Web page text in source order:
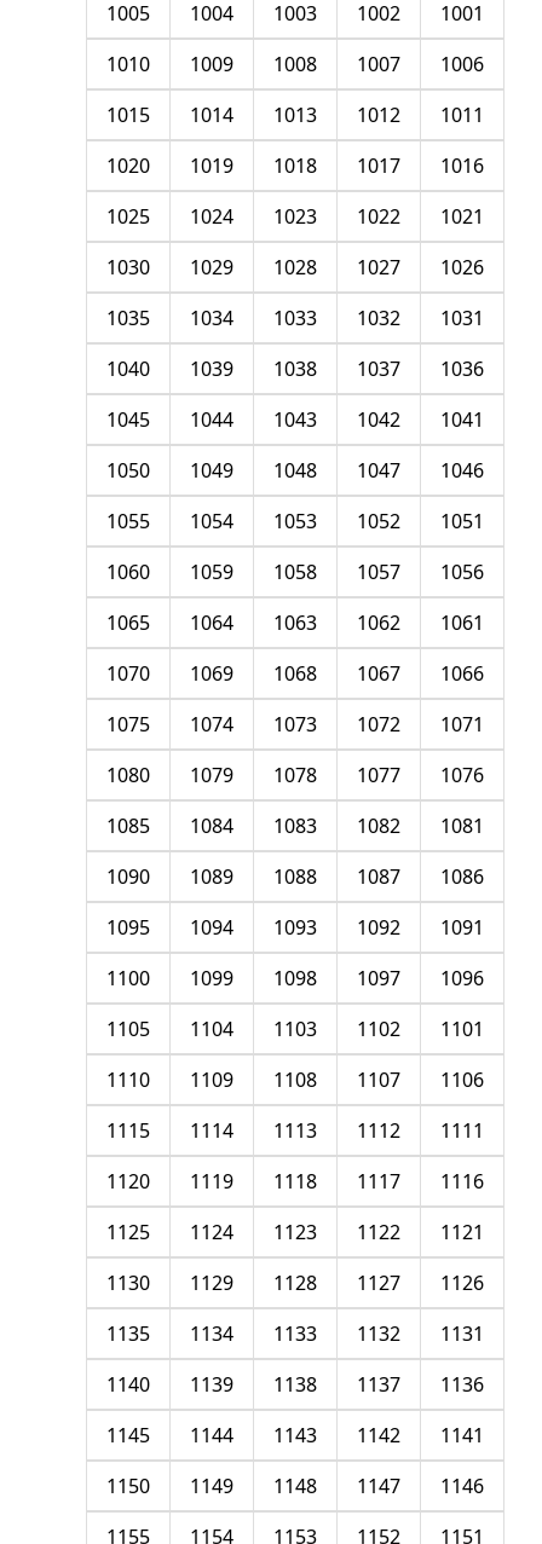
1001
1002
1003
1004
1005
1006
1007
1008
1009
1010
1011
1012
1013
1014
1015
1016
1017
1018
1019
1020
1021
1022
1023
1024
1025
1026
1027
1028
1029
1030
1031
1032
1033
1034
1035
1036
1037
1038
1039
1040
1041
1042
1043
1044
1045
1046
1047
1048
1049
1050
1051
1052
1053
1054
1055
1056
1057
1058
1059
1060
1061
1062
1063
1064
1065
1066
1067
1068
1069
1070
1071
1072
1073
1074
1075
1076
1077
1078
1079
1080
1081
1082
1083
1084
1085
1086
1087
1088
1089
1090
1091
1092
1093
1094
1095
1096
1097
1098
1099
1100
1101
1102
1103
1104
1105
1106
1107
1108
1109
1110
1111
1112
1113
1114
1115
1116
1117
1118
1119
1120
1121
1122
1123
1124
1125
1126
1127
1128
1129
1130
1131
1132
1133
1134
1135
1136
1137
1138
1139
1140
1141
1142
1143
1144
1145
1146
1147
1148
1149
1150
1151
1152
1153
1154
1155